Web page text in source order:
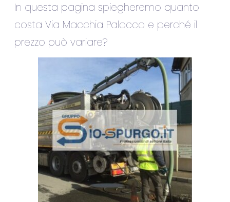
In questa pagina spiegheremo quanto
costa Via Macchia Palocco e perché il
prezzo può variare?